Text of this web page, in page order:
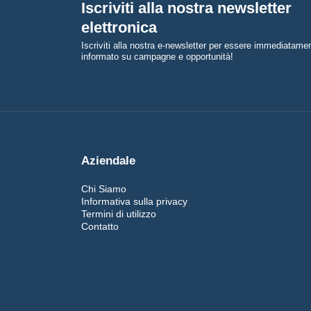
Iscriviti alla nostra newsletter
elettronica
Iscriviti alla nostra e-newsletter per essere
informato su campagne e opportunità!
Aziendale
Chi Siamo
Informativa sulla privacy
Termini di utilizzo
Contatto